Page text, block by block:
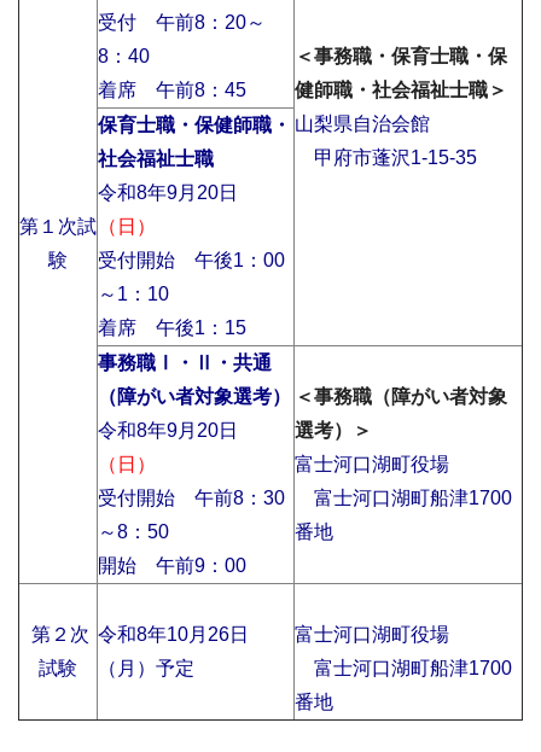
第１次試
験
受付 午前8：20～
8：40
着席 午前8：45
＜事務職・保育士職・保
健師職・社会福祉士職＞
山梨県自治会館
甲府市蓬沢1-15-35
保育士職・保健師職 ・
社会福祉士職
令和8年9月20日
（日）
受付開始 午後1：00
～1：10
着席 午後1：15
事務職Ⅰ・Ⅱ・共通
（障がい者対象選考）
令和8年9月20日
（日）
受付開始 午前8：30
～8：50
開始 午前9：00
＜事務職（障がい者対象
選考）＞
富士河口湖町役場
富士河口湖町船津1700
番地
第２次
試験
令和8年10月26日
（月）予定
富士河口湖町役場
富士河口湖町船津1700
番地